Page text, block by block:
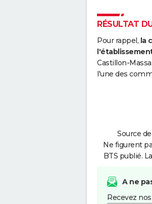
RÉSULTAT
Pour rappel, la
Castillon-
l'une des
Source
Ne figurent
BTS publié.
A ne
Recevez